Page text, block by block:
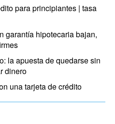
para principiantes | tasa
garantía hipotecaria bajan,
la apuesta de quedarse sin
dinero
una tarjeta de crédito